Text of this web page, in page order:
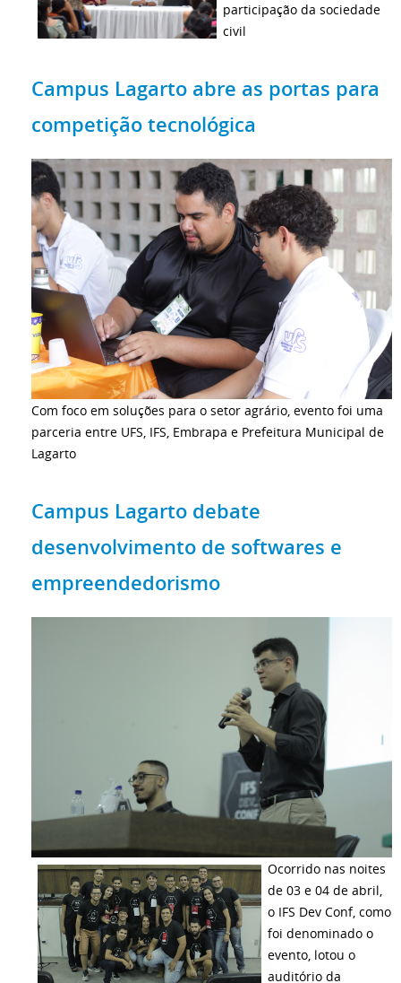
participação da sociedade
civil
Campus Lagarto abre as portas para
competição tecnológica
Com foco em soluções para o setor agrário, evento foi uma
parceria entre UFS, IFS, Embrapa e Prefeitura Municipal de
Lagarto
Campus Lagarto debate
desenvolvimento de softwares e
empreendedorismo
Ocorrido nas noites
de 03 e 04 de abril,
o IFS Dev Conf, como
foi denominado o
evento, lotou o
auditório da